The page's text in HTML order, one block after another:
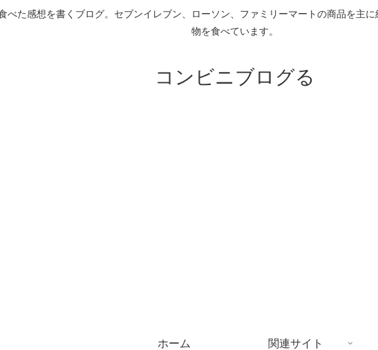
べた感想を書くブログ。セブンイレブン、ローソン、ファミリーマートの商品を主
物を食べています。
コンビニブログる
ホーム 関連サイト